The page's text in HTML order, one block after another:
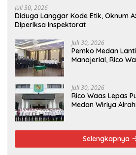
Juli 30, 2026
Diduga Langgar Kode Etik, Oknum
Diperiksa Inspektorat
Juli 30, 2026
Pemko Medan
Manajerial, Rico
Juli 30, 2026
Rico Waas Lepas
Medan Wiriya
Selengkapnya